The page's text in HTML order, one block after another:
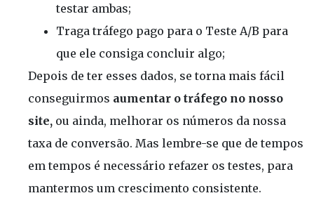
testar ambas;
Traga tráfego pago para o Teste A/B para
que ele consiga concluir algo;
Depois de ter esses dados, se torna mais fácil
conseguirmos aumentar o tráfego no nosso
site, ou ainda, melhorar os números da nossa
taxa de conversão. Mas lembre-se que de tempos
em tempos é necessário refazer os testes, para
mantermos um crescimento consistente.